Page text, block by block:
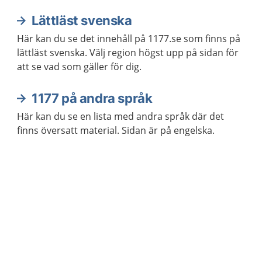
Lättläst svenska
Här kan du se det innehåll på 1177.se som finns på
lättläst svenska. Välj region högst upp på sidan för
att se vad som gäller för dig.
1177 på andra språk
Här kan du se en lista med andra språk där det
finns översatt material. Sidan är på engelska.